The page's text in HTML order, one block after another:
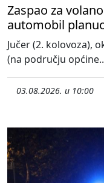
Zaspao za
automobil
Jučer (2. kolovoza),
(na području
03.08.2026. u 10:00